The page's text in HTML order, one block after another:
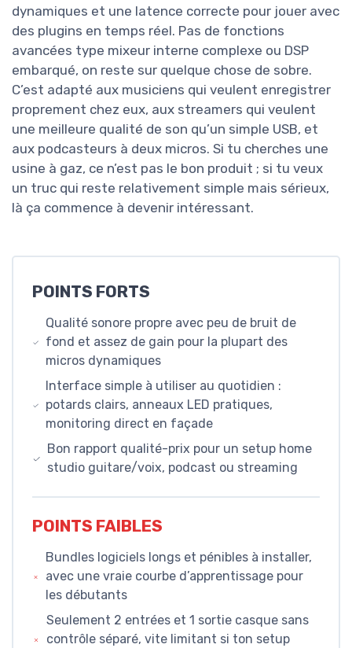
dynamiques et une latence correcte pour jouer avec
des plugins en temps réel. Pas de fonctions
avancées type mixeur interne complexe ou DSP
embarqué, on reste sur quelque chose de sobre.
C’est adapté aux musiciens qui veulent enregistrer
proprement chez eux, aux streamers qui veulent
une meilleure qualité de son qu’un simple USB, et
aux podcasteurs à deux micros. Si tu cherches une
usine à gaz, ce n’est pas le bon produit ; si tu veux
un truc qui reste relativement simple mais sérieux,
là ça commence à devenir intéressant.
POINTS FORTS
Qualité sonore propre avec peu de bruit de
fond et assez de gain pour la plupart des
micros dynamiques
Interface simple à utiliser au quotidien :
potards clairs, anneaux LED pratiques,
monitoring direct en façade
Bon rapport qualité-prix pour un setup home
studio guitare/voix, podcast ou streaming
POINTS FAIBLES
Bundles logiciels longs et pénibles à installer,
avec une vraie courbe d’apprentissage pour
les débutants
Seulement 2 entrées et 1 sortie casque sans
contrôle séparé, vite limitant si ton setup